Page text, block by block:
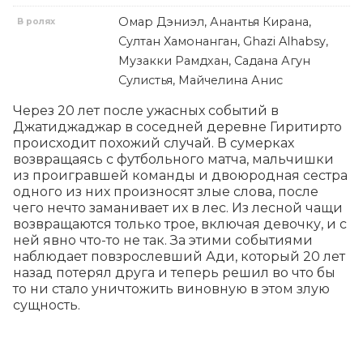
В ролях
Омар Дэниэл, Анантья Кирана,
Султан Хамонанган, Ghazi Alhabsy,
Музакки Рамдхан, Садана Агун
Сулистья, Майчелина Анис
Через 20 лет после ужасных событий в
Джатиджаджар в соседней деревне Гиритирто
происходит похожий случай. В сумерках
возвращаясь с футбольного матча, мальчишки
из проигравшей команды и двоюродная сестра
одного из них произносят злые слова, после
чего нечто заманивает их в лес. Из лесной чащи
возвращаются только трое, включая девочку, и с
ней явно что-то не так. За этими событиями
наблюдает повзрослевший Ади, который 20 лет
назад потерял друга и теперь решил во что бы
то ни стало уничтожить виновную в этом злую
сущность.